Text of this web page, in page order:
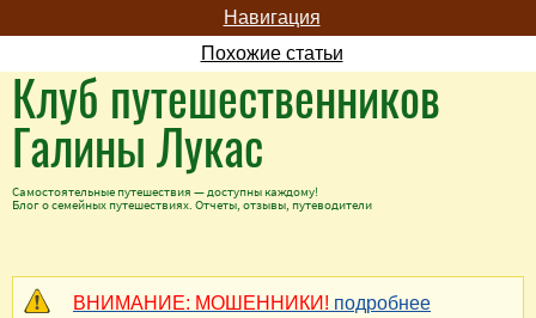
Навигация
Похожие статьи
Клуб путешественников
Галины Лукас
Самостоятельные путешествия — доступны каждому!
Блог о семейных путешествиях. Отчеты, отзывы, путеводители
ВНИМАНИЕ: МОШЕННИКИ! подробнее